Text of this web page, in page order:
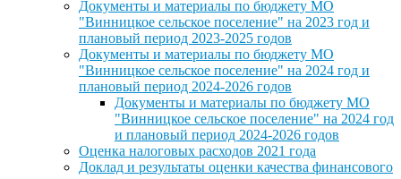
Документы и материалы по бюджету МО
"Винницкое сельское поселение" на 2023 год и
плановый период 2023-2025 годов
Документы и материалы по бюджету МО
"Винницкое сельское поселение" на 2024 год и
плановый период 2024-2026 годов
Документы и материалы по бюджету МО
"Винницкое сельское поселение" на 2024 год
и плановый период 2024-2026 годов
Оценка налоговых расходов 2021 года
Доклад и результаты оценки качества финансового